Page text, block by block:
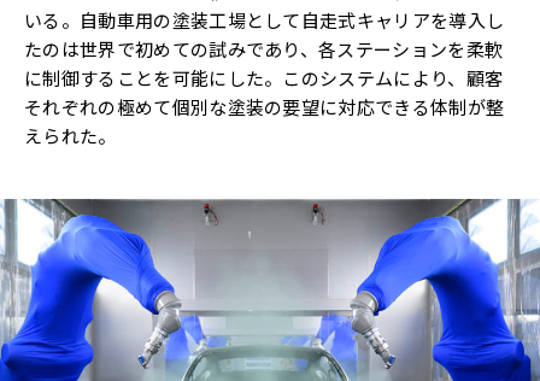
いる。自動車用の塗装工場として自走式キャリアを導入し
たのは世界で初めての試みであり、各ステーションを柔軟
に制御することを可能にした。このシステムにより、顧客
それぞれの極めて個別な塗装の要望に対応できる体制が整
えられた。